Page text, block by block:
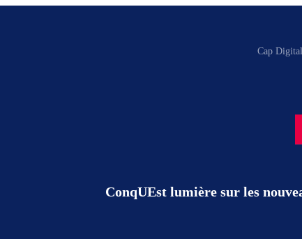
Cap
ConqUEst lumière sur les